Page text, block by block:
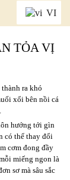
VI
TỎA VỊ
ra khó
xổi bên nồi cá
hướng tới gìn
có thể thay đổi
cơm đong đầy
miếng ngon là
sơ mà sâu sắc